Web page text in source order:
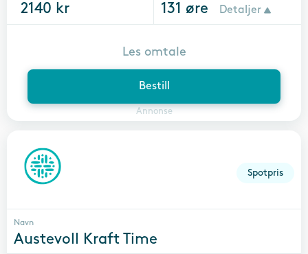
2140 kr 131 øre Detaljer
Bestill
Annonse
Les omtale
Spotpris
Navn
Austevoll Kraft Time